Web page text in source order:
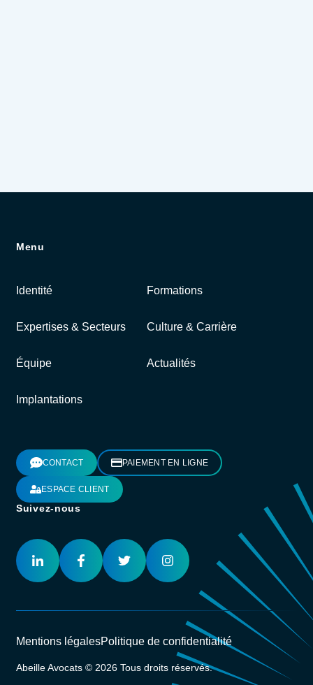
Menu
Identité Formations
Expertises & Secteurs Culture & Carrière
Équipe Actualités
Implantations
CONTACT PAIEMENT EN LIGNE
ESPACE CLIENT
Suivez-nous
Mentions légalesPolitique de confidentialité
Abeille Avocats © 2026 Tous droits réservés.